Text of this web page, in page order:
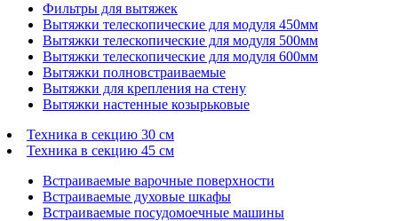
Фильтры для вытяжек
Вытяжки телескопические для модуля 450мм
Вытяжки телескопические для модуля 500мм
Вытяжки телескопические для модуля 600мм
Вытяжки полновстраиваемые
Вытяжки для крепления на стену
Вытяжки настенные козырьковые
Техника в секцию 30 см
Техника в секцию 45 см
Встраиваемые варочные поверхности
Встраиваемые духовые шкафы
Встраиваемые посудомоечные машины